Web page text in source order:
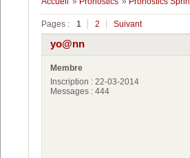
Pages : 1 2 Suivant
yo@nn
Membre
Inscription : 22-03-2014
Messages : 444